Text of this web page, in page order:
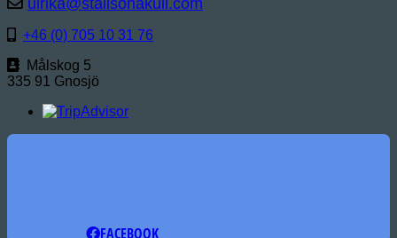
ulrika@stallsonakull.com
+46 (0) 705 10 31 76
Målskog 5
335 91 Gnosjö
FACEBOOK